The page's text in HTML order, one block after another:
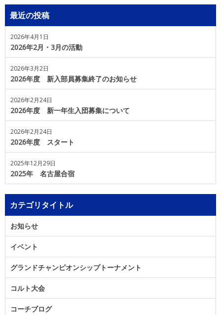
最近の投稿
2026年4月1日
2026年2月・3月の活動
2026年3月2日
2026年度 新入部員募集終了のお知らせ
2026年2月24日
2026年度 新一年生入団募集について
2026年2月24日
2026年度 スタート
2025年12月29日
2025年 名古屋合宿
カテゴリタイトル
お知らせ
イベント
グランドチャンピオンシップトーナメント
コルト大会
コーチブログ